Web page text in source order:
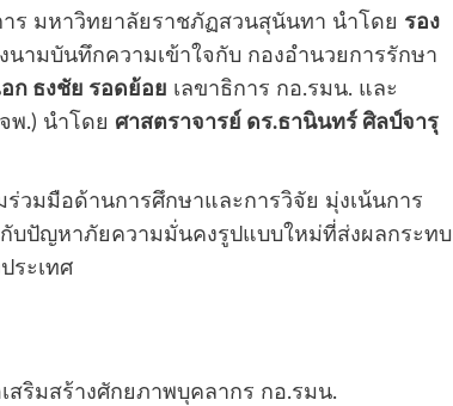
ร มหาวิทยาลัยราชภัฏสวนสุนันทา นำโดย รอง
นามบันทึกความเข้าใจกับ กองอำนวยการรักษา
ก ธงชัย รอดย้อย เลขาธิการ กอ.รมน. และ
พ.) นำโดย ศาสตราจารย์ ดร.ธานินทร์ ศิลป์จารุ
วมมือด้านการศึกษาและการวิจัย มุ่งเน้นการ
บปัญหาภัยความมั่นคงรูปแบบใหม่ที่ส่งผลกระทบ
ระเทศ
ริมสร้างศักยภาพบุคลากร กอ.รมน.